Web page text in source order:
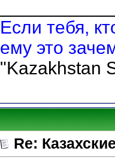
Если тебя,
ему это
"Kazakhstan
Re: